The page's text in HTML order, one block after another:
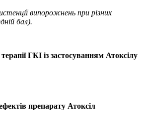
випорожнень при різних
бал).
ГКІ із застосуванням Атоксілу
препарату Атоксіл